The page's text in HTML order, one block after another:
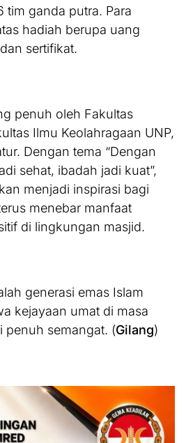
tim ganda putra. Para
hadiah berupa uang
sertifikat.
penuh oleh Fakultas
Ilmu Keolahragaan UNP,
Dengan tema “Dengan
sehat, ibadah jadi kuat”,
menjadi inspirasi bagi
menebar manfaat
di lingkungan masjid.
generasi emas Islam
kejayaan umat di masa
penuh semangat. (Gilang)